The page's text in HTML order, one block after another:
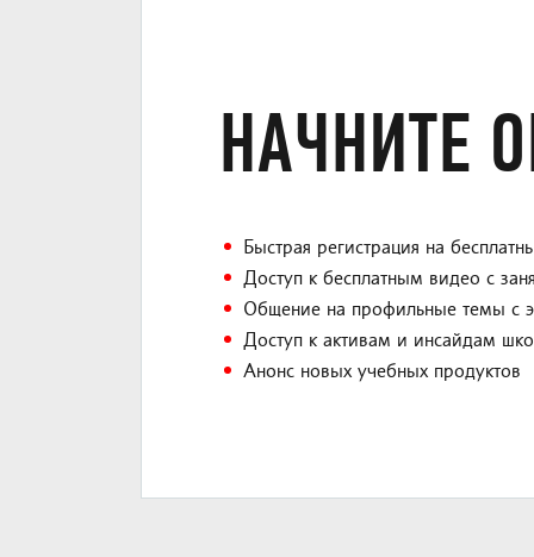
НАЧНИТЕ
Быстрая регистрация на
Доступ к бесплатным видео с
Общение на профильные темы с
Доступ к активам и инсайдам
Анонс новых учебных продуктов